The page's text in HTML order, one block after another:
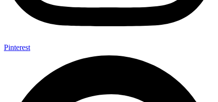
Pinterest